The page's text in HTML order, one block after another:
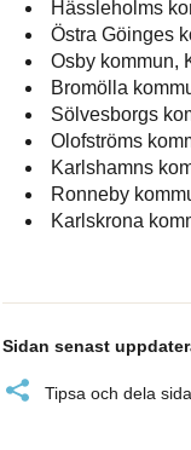
Hässleholms
Östra Göinges
Osby kommun,
Bromölla
Sölvesborgs
Olofströms
Karlshamns
Ronneby
Karlskrona
Sidan senast
Tipsa och dela